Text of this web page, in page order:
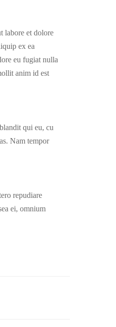
labore et dolore
ex ea
eu fugiat nulla
anim id est
qui eu, cu
Nam tempor
repudiare
ei, omnium